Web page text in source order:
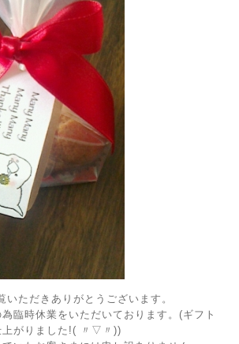
いただきありがとうございます。
臨時休業をいただいております。(ギフト
上がりました!( 〃▽〃))